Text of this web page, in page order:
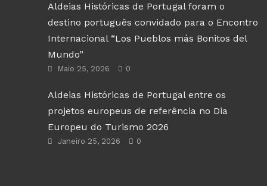
Aldeias Históricas de Portugal foram o
destino português convidado para o Encontro
Internacional “Los Pueblos más Bonitos del
Mundo”
Maio 25, 2026 0
Aldeias Históricas de Portugal entre os
projetos europeus de referência no Dia
Europeu do Turismo 2026
Janeiro 25, 2026 0